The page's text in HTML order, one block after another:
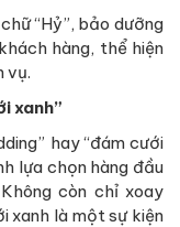
“Hỷ”, bảo dưỡng
hàng, thể hiện
vụ.
xanh”
hay “đám cưới
lựa chọn hàng đầu
còn chỉ xoay
xanh là một sự kiện